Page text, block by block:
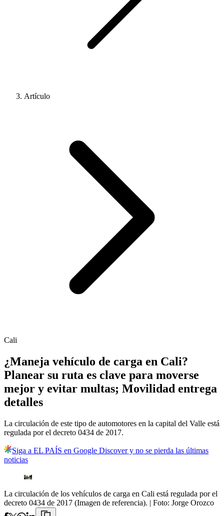
Artículo
Cali
¿Maneja vehículo de carga en Cali?
Planear su ruta es clave para moverse
mejor y evitar multas; Movilidad entrega
detalles
La circulación de este tipo de automotores en la capital del Valle está
regulada por el decreto 0434 de 2017.
Siga a EL PAÍS en Google Discover y no se pierda las últimas
noticias
La circulación de los vehículos de carga en Cali está regulada por el
decreto 0434 de 2017 (Imagen de referencia). | Foto: Jorge Orozco